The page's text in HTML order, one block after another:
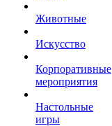
Животные
Искусство
Корпоративные
мероприятия
Настольные
игры